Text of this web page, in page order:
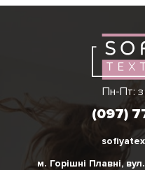
Пн-Пт:
(097)
м. Горішні Плавні,